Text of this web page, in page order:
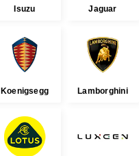
Isuzu Jaguar
Koenigsegg Lamborghini